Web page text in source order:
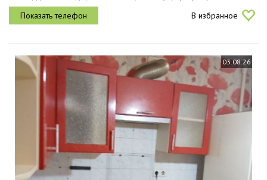
и т. д.в квартире имеется мебель и техника.дом кирпичный, есть...
В избранное
03.08.26